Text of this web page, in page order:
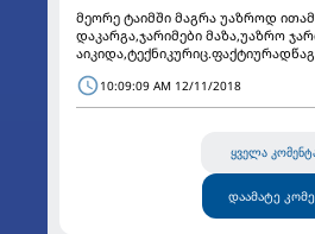
მეორე ტაიმში მაგრა უაზროდ
დაკარგა,ჯარიმები მაზა,უაზრო
10:09:09 AM 12/11/2018
ყველა
დაამატე